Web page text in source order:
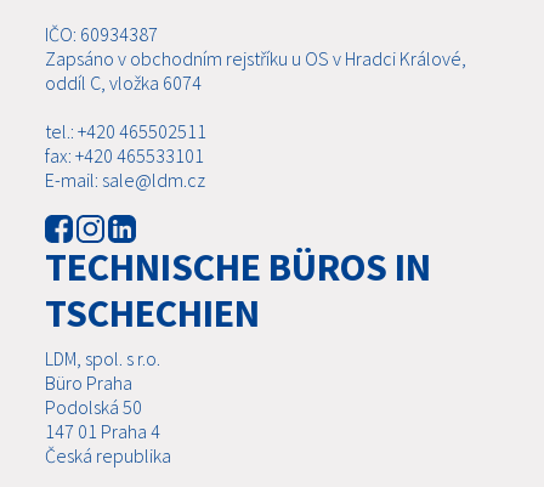
IČO: 60934387
Zapsáno v obchodním rejstříku u OS v Hradci Králové,
oddíl C, vložka 6074
tel.: +420 465502511
fax: +420 465533101
E-mail: sale@ldm.cz
TECHNISCHE BÜROS IN
TSCHECHIEN
LDM, spol. s r.o.
Büro Praha
Podolská 50
147 01 Praha 4
Česká republika